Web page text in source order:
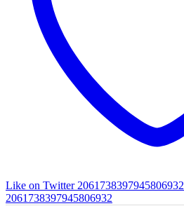
Like on Twitter 2061738397945806932
2061738397945806932